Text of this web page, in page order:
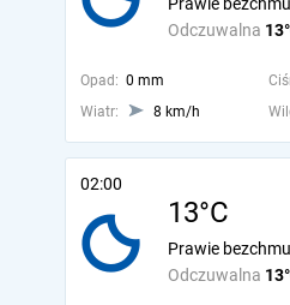
Odczuwalna
Opad: 0 mm
Wiatr:
8 km/h
02:00
13°C
Odczuwalna
Prawie